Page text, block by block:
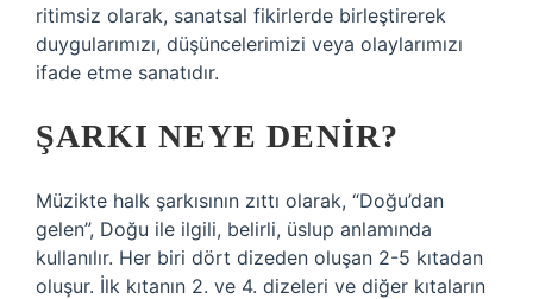
ritimsiz olarak, sanatsal fikirlerde birleştirerek
duygularımızı, düşüncelerimizi veya olaylarımızı
ifade etme sanatıdır.
ŞARKI NEYE DENIR?
Müzikte halk şarkısının zıttı olarak, “Doğu’dan
gelen”, Doğu ile ilgili, belirli, üslup anlamında
kullanılır. Her biri dört dizeden oluşan 2-5 kıtadan
oluşur. İlk kıtanın 2. ve 4. dizeleri ve diğer kıtaların